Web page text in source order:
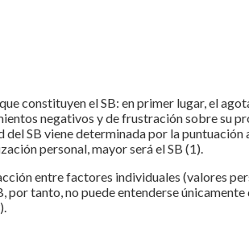
constituyen el SB: en primer lugar, el
negativos y de frustración sobre su
SB viene determinada por la
personal, mayor será el SB (1).
entre factores individuales (valores
por tanto, no puede entenderse